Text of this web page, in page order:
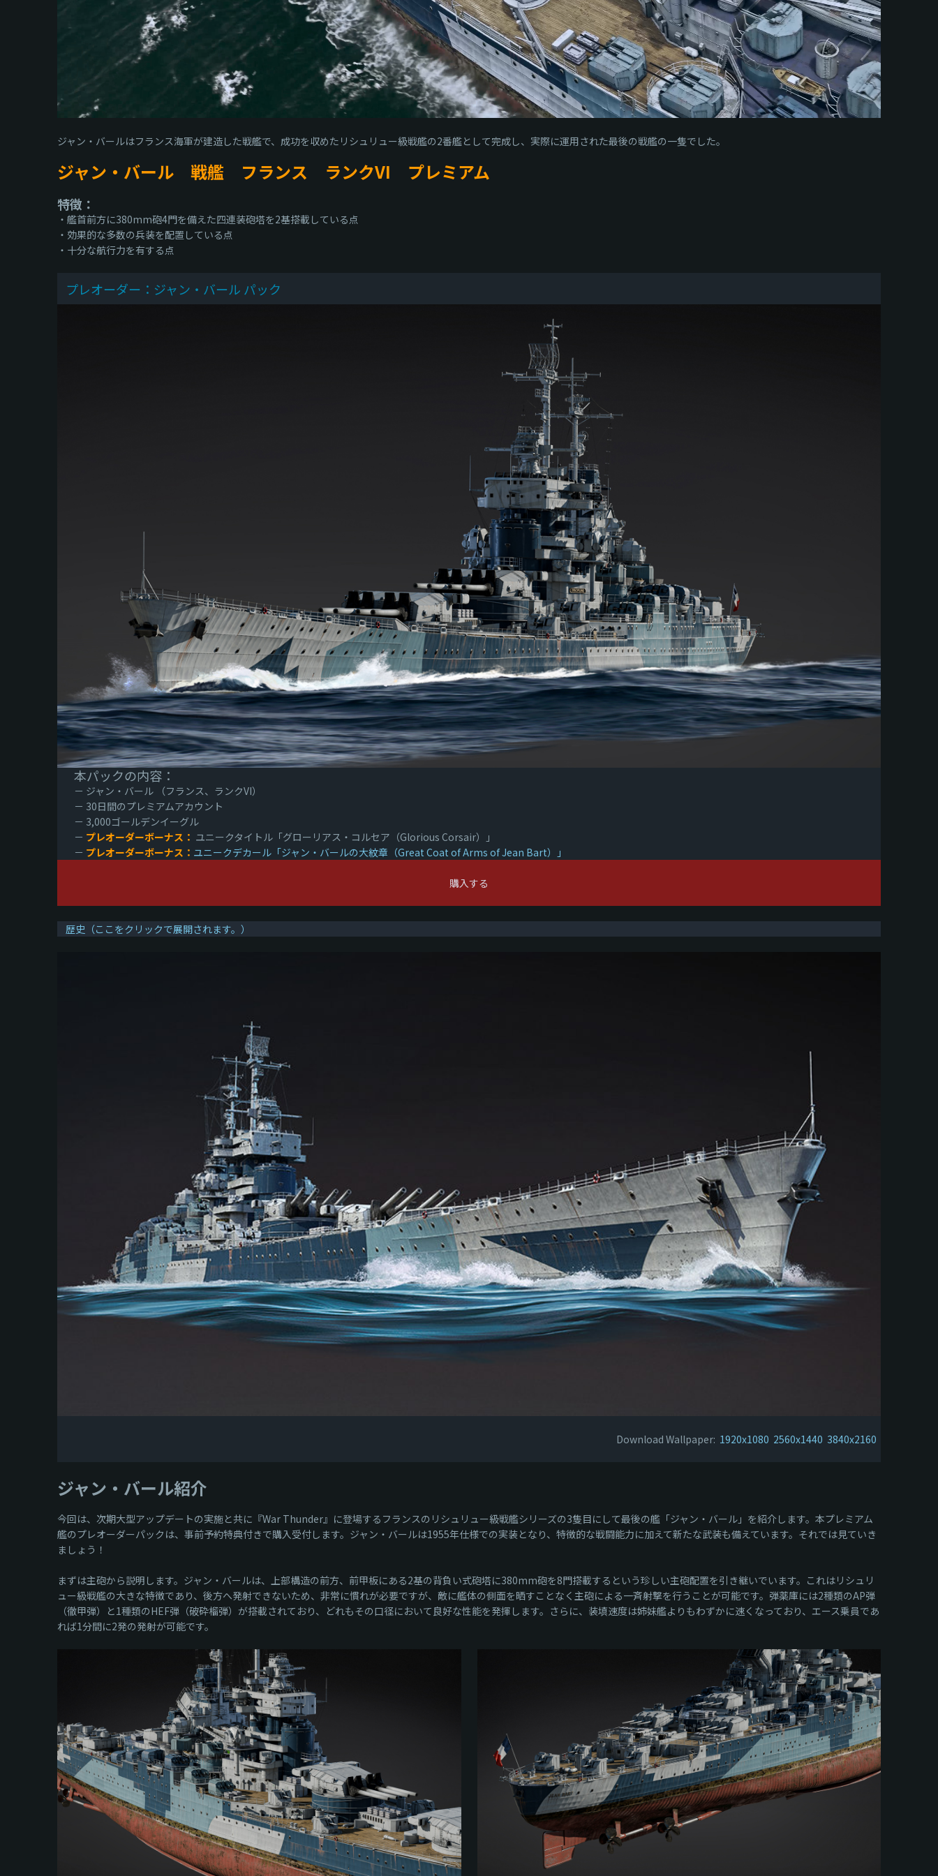
ジャン・バールはフランス海軍が建造した戦艦で、成功を収めたリシュリュー級戦艦の2番艦として完成し、実際に運用された最後の戦艦の一隻でした。
ジャン・バール 戦艦 フランス ランクVI プレミアム
特徴：
・艦首前方に380mm砲4門を備えた四連装砲塔を2基搭載している点
・効果的な多数の兵装を配置している点
・十分な航行力を有する点
プレオーダー：ジャン・バール パック
本パックの内容：
－ ジャン・バール （フランス、ランクVI）
－ 30日間のプレミアムアカウント
－ 3,000ゴールデンイーグル
－ プレオーダーボーナス： ユニークタイトル「グローリアス・コルセア（Glorious Corsair）」
－ プレオーダーボーナス： ユニークデカール「ジャン・バールの大紋章（Great Coat of Arms of Jean Bart）」
購入する
歴史（ここをクリックで展開されます。）
Download Wallpaper: 1920x1080 2560x1440 3840x2160
ジャン・バール紹介
今回は、次期大型アップデートの実施と共に『War Thunder』に登場するフランスのリシュリュー級戦艦シリーズの3隻目にして最後の艦「ジャン・バール」を紹介します。本プレミアム
艦のプレオーダーパックは、事前予約特典付きで購入受付します。ジャン・バールは1955年仕様での実装となり、特徴的な戦闘能力に加えて新たな武装も備えています。それでは見ていき
ましょう！
まずは主砲から説明します。ジャン・バールは、上部構造の前方、前甲板にある2基の背負い式砲塔に380mm砲を8門搭載するという珍しい主砲配置を引き継いでいます。これはリシュリ
ュー級戦艦の大きな特徴であり、後方へ発射できないため、非常に慣れが必要ですが、敵に艦体の側面を晒すことなく主砲による一斉射撃を行うことが可能です。弾薬庫には2種類のAP弾
（徹甲弾）と1種類のHEF弾（破砕榴弾）が搭載されており、どれもその口径において良好な性能を発揮します。さらに、装填速度は姉妹艦よりもわずかに速くなっており、エース乗員であ
れば1分間に2発の発射が可能です。